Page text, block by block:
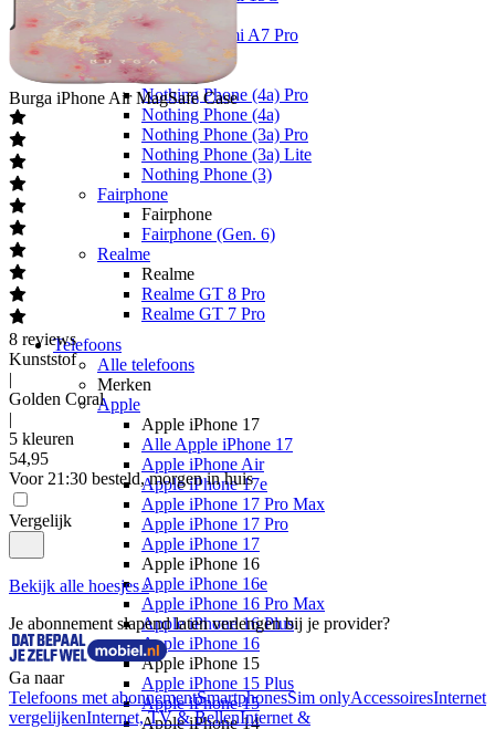
Overige
Xiaomi Redmi A7 Pro
Nothing
Nothing
Nothing Phone (4a) Pro
Nothing Phone (4a)
Nothing Phone (3a) Pro
Nothing Phone (3a) Lite
Nothing Phone (3)
Fairphone
Fairphone
Fairphone (Gen. 6)
Realme
Realme
Realme GT 8 Pro
Realme GT 7 Pro
Telefoons
Alle telefoons
Merken
Apple
Apple iPhone 17
Alle Apple iPhone 17
Apple iPhone Air
Apple iPhone 17e
Apple iPhone 17 Pro Max
Apple iPhone 17 Pro
Apple iPhone 17
Apple iPhone 16
Apple iPhone 16e
Apple iPhone 16 Pro Max
Apple iPhone 16 Plus
Apple iPhone 16
Apple iPhone 15
Apple iPhone 15 Plus
Apple iPhone 15
Apple iPhone 14
Burga iPhone Air MagSafe Case
8 reviews
Kunststof
|
Golden Coral
|
5 kleuren
54,95
Voor 21:30 besteld, morgen in huis
Vergelijk
Bekijk alle hoesjes ›
Je abonnement slapend laten verlengen bij je provider?
Ga naar
Telefoons met abonnementSmartphonesSim onlyAccessoiresInternet
vergelijkenInternet, TV & BellenInternet &